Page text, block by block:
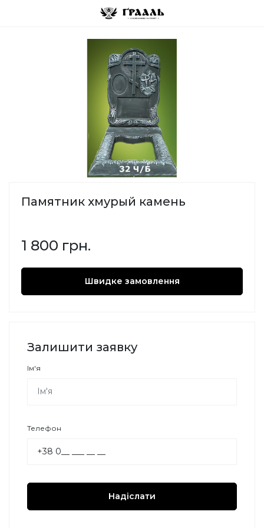
Памятник хмурый камень
1 800 грн.
Швидке замовлення
Залишити заявку
Ім'я
Телефон
Надіслати